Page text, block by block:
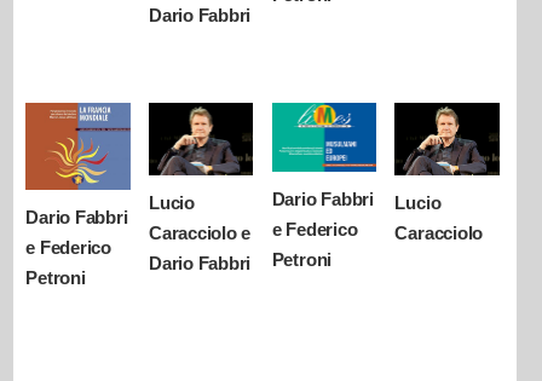
Dario Fabbri
Dario Fabbri
e Federico
Petroni
Lucio
Caracciolo e
Dario Fabbri
Dario Fabbri
e Federico
Petroni
Lucio
Caracciolo